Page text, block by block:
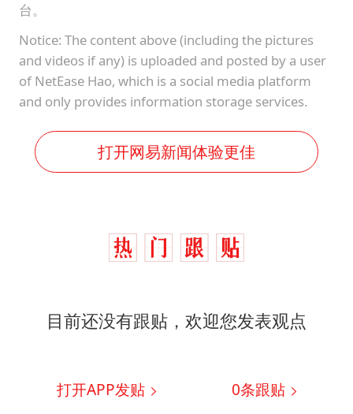
台。
Notice: The content above (including the pictures
and videos if any) is uploaded and posted by a user
of NetEase Hao, which is a social media platform
and only provides information storage services.
打开网易新闻体验更佳
目前还没有跟贴，欢迎您发表观点
打开APP发贴 0条跟贴